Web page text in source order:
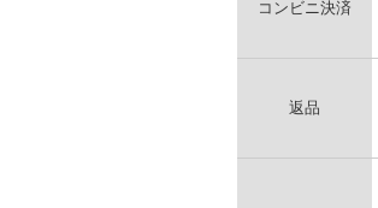
コンビニ決済
返品